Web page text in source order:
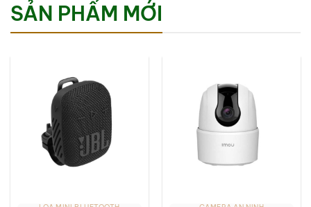
SẢN PHẨM MỚI